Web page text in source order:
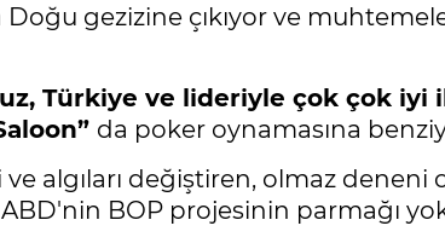
gezizine çıkıyor ve
Türkiye ve lideriyle çok çok iyi
da poker oynamasına
algıları değiştiren, olmaz
BOP projesinin parmağı